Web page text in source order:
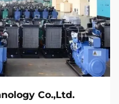
Co.,Ltd.